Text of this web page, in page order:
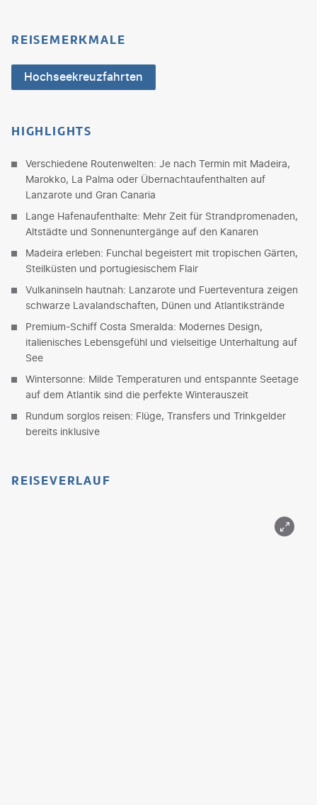
REISEMERKMALE
Hochseekreuzfahrten
HIGHLIGHTS
Verschiedene Routenwelten: Je nach Termin mit Madeira,
Marokko, La Palma oder Übernachtaufenthalten auf
Lanzarote und Gran Canaria
Lange Hafenaufenthalte: Mehr Zeit für Strandpromenaden,
Altstädte und Sonnenuntergänge auf den Kanaren
Madeira erleben: Funchal begeistert mit tropischen Gärten,
Steilküsten und portugiesischem Flair
Vulkaninseln hautnah: Lanzarote und Fuerteventura zeigen
schwarze Lavalandschaften, Dünen und Atlantikstrände
Premium-Schiff Costa Smeralda: Modernes Design,
italienisches Lebensgefühl und vielseitige Unterhaltung auf
See
Wintersonne: Milde Temperaturen und entspannte Seetage
auf dem Atlantik sind die perfekte Winterauszeit
Rundum sorglos reisen: Flüge, Transfers und Trinkgelder
bereits inklusive
REISEVERLAUF